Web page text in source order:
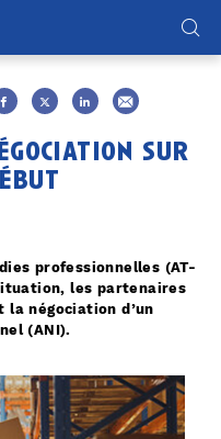
sur
professionnelles (AT-
les partenaires
négociation d’un
(ANI).